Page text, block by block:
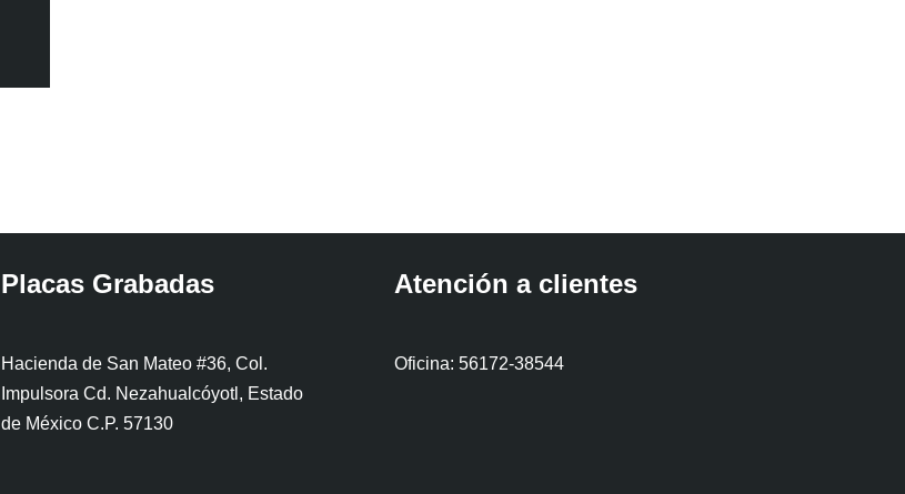
Placas Grabadas
Hacienda de San Mateo #36, Col.
Impulsora Cd. Nezahualcóyotl, Estado
de México C.P. 57130
Atención a clientes
Oficina: 56172-38544